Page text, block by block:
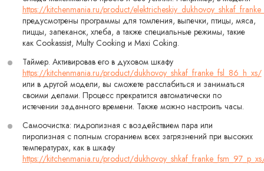
https://kitchenmania.ru/product/
предусмотрены программы для томления, выпечки, птицы, мяса,
пиццы, запеканок, хлеба, а также специальные режимы, такие
как Cookassist, Multy Cooking и Maxi Coking.
Таймер. Активировав его в духовом шкафу
https://kitchenmania.ru/product/dukhovoy_shkaf_franke_fsl_86_h_xs/
или в другой модели, вы сможете расслабиться и заниматься
своими делами. Процесс прекратится автоматически по
истечении заданного времени. Также можно настроить часы.
Самоочистка: гидролизная с воздействием пара или
пиролизная с полным сгоранием всех загрязнений при высоких
температурах, как в шкафу
https://kitchenmania.ru/product/